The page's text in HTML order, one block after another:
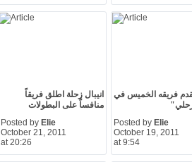
انيبال زحلة اطلق فريقاً
منافساً على البطولات
Posted by Elie
October 21, 2011
at 20:26
يقدم فريقه الخميس في
Posted by Elie
October 19, 2011
at 9:54